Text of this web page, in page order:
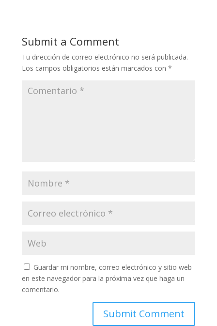
Submit a Comment
Tu dirección de correo electrónico no será publicada.
Los campos obligatorios están marcados con *
Guardar mi nombre, correo electrónico y sitio web
en este navegador para la próxima vez que haga un
comentario.